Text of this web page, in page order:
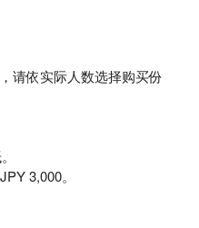
请依实际人数选择购买份
3,000。